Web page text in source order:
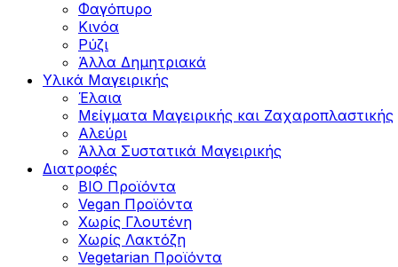
Φαγόπυρο
Κινόα
Ρύζι
Άλλα Δημητριακά
Υλικά Μαγειρικής
Έλαια
Μείγματα Μαγειρικής και Ζαχαροπλαστικής
Αλεύρι
Άλλα Συστατικά Μαγειρικής
Διατροφές
BIO Προϊόντα
Vegan Προϊόντα
Χωρίς Γλουτένη
Χωρίς Λακτόζη
Vegetarian Προϊόντα